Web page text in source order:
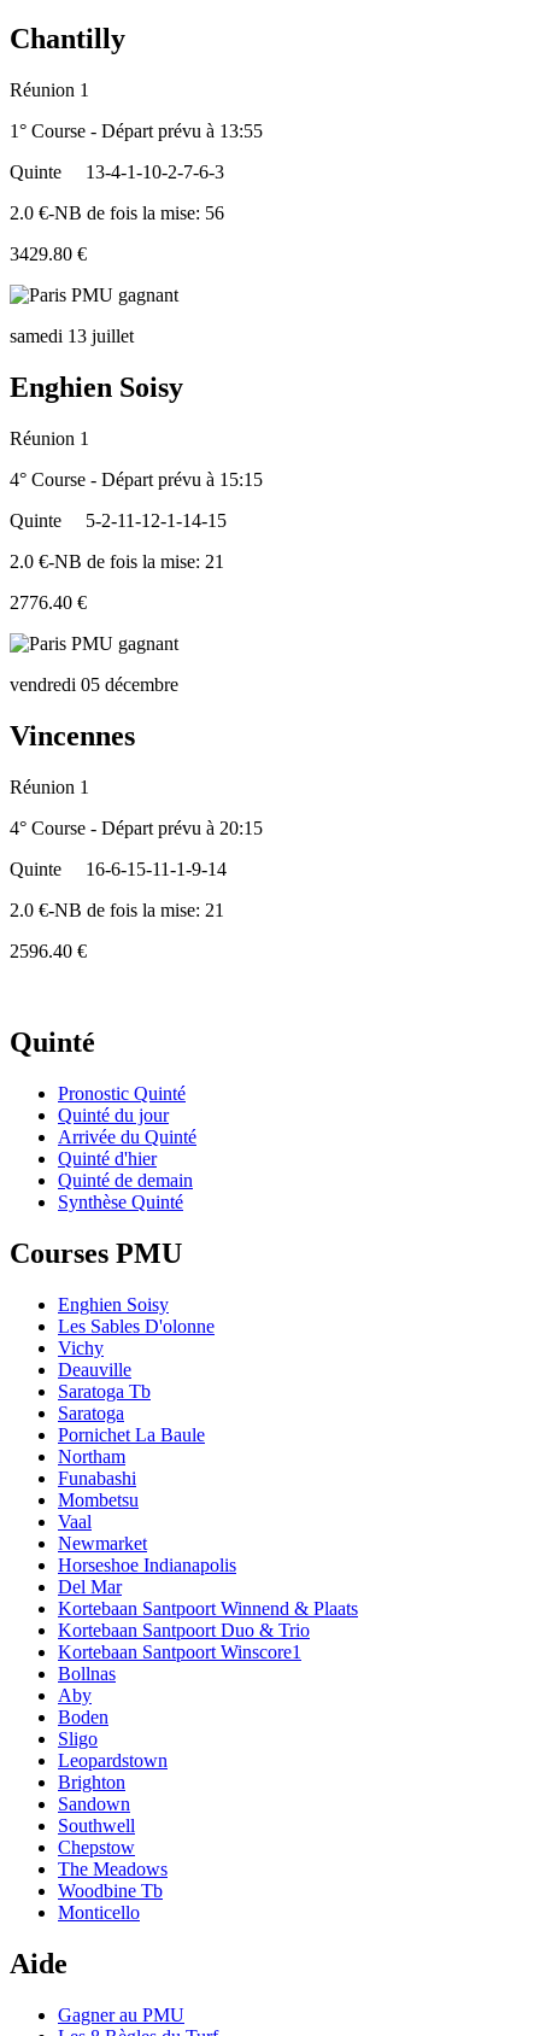
Chantilly
Réunion 1
1° Course - Départ prévu à 13:55
Quinte
13-4-1-10-2-7-6-3
2.0 €-NB de fois la mise: 56
3429.80 €
samedi 13 juillet
Enghien Soisy
Réunion 1
4° Course - Départ prévu à 15:15
Quinte
5-2-11-12-1-14-15
2.0 €-NB de fois la mise: 21
2776.40 €
vendredi 05 décembre
Vincennes
Réunion 1
4° Course - Départ prévu à 20:15
Quinte
16-6-15-11-1-9-14
2.0 €-NB de fois la mise: 21
2596.40 €
Quinté
Pronostic Quinté
Quinté du jour
Arrivée du Quinté
Quinté d'hier
Quinté de demain
Synthèse Quinté
Courses PMU
Enghien Soisy
Les Sables D'olonne
Vichy
Deauville
Saratoga Tb
Saratoga
Pornichet La Baule
Northam
Funabashi
Mombetsu
Vaal
Newmarket
Horseshoe Indianapolis
Del Mar
Kortebaan Santpoort Winnend & Plaats
Kortebaan Santpoort Duo & Trio
Kortebaan Santpoort Winscore1
Bollnas
Aby
Boden
Sligo
Leopardstown
Brighton
Sandown
Southwell
Chepstow
The Meadows
Woodbine Tb
Monticello
Aide
Gagner au PMU